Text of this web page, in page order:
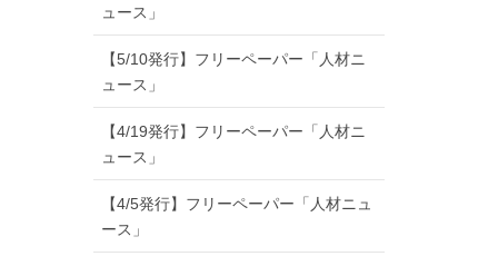
ュース」
【5/10発行】フリーペーパー「人材ニ
ュース」
【4/19発行】フリーペーパー「人材ニ
ュース」
【4/5発行】フリーペーパー「人材ニュ
ース」